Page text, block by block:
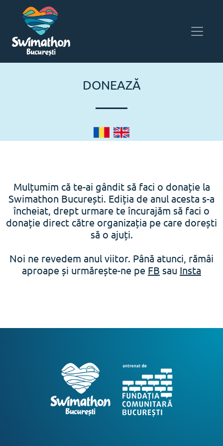
DONEAZĂ
Mulțumim că te-ai gândit să faci o donație la
Swimathon București. Ediția de anul acesta s-a
încheiat, drept urmare te încurajăm să faci o
donație direct către organizația pe care dorești
să o ajuți.
Noi ne revedem anul viitor. Până atunci, rămâi
aproape și urmărește-ne pe FB sau Insta